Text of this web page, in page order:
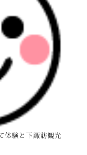
体験と下諏訪観光